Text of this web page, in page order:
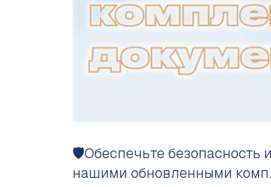
🛡Обеспечьте безопасность
нашими обновленными